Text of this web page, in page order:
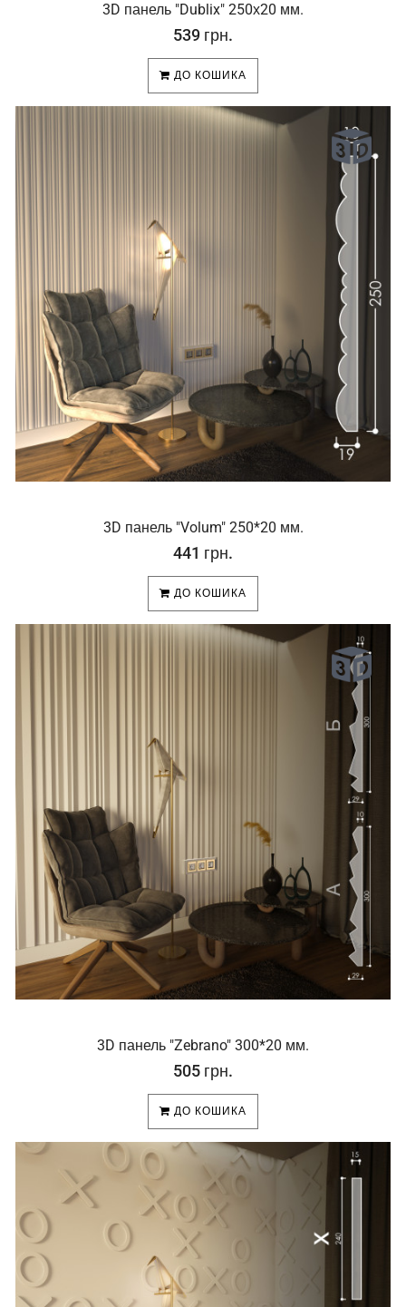
3D панель "Dublix" 250х20 мм.
539 грн.
ДО КОШИКА
3D панель "Volum" 250*20 мм.
441 грн.
ДО КОШИКА
3D панель "Zebrano" 300*20 мм.
505 грн.
ДО КОШИКА